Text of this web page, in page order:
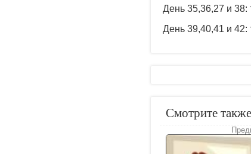
День 35,36,27 и 38:
День 39,40,41 и 42:
Смотрите